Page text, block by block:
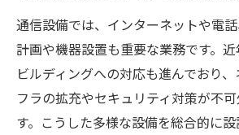
通信設備では、インターネットや電
計画や機器設置も重要な業務です。
ビルディングへの対応も進んでおり
フラの拡充やセキュリティ対策が不
す。こうした多様な設備を総合的に